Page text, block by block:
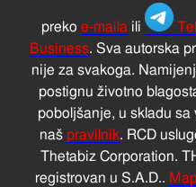
preko e-maila ili
Business. Sva autorska
nije za svakoga.
postignu životno
poboljšanje, u skladu
naš pravilnik. RCD
Thetabiz Corporation.
registrovan u S.A.D..